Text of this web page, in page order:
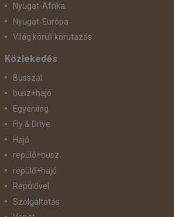
Nyugat-Afrika
Nyugat-Európa
Világ körüli körutazás
Közlekedés
Busszal
busz+hajó
Egyénileg
Fly & Drive
Hajó
repülő+busz
repülő+hajó
Repülővel
Szolgáltatás